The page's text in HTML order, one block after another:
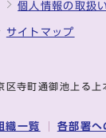
個人情報の取扱い
サイトマップ
寺町通御池上る上
織一覧 各部署へ